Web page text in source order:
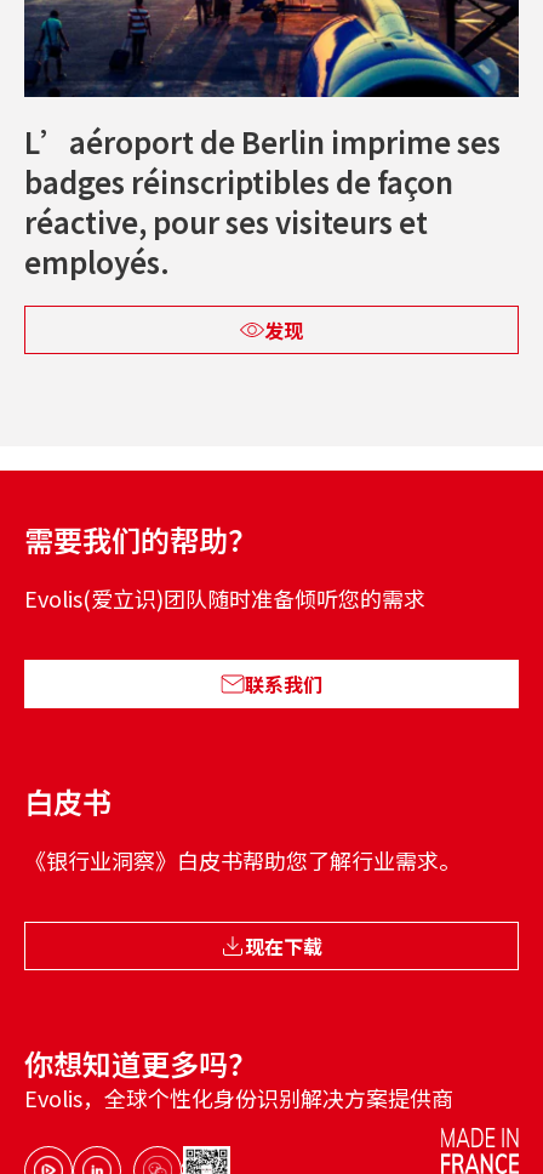
L’aéroport de Berlin imprime ses
badges réinscriptibles de façon
réactive, pour ses visiteurs et
employés.
发现
需要我们的帮助？
Evolis(爱立识)团队随时准备倾听您的需求
联系我们
白皮书
《银行业洞察》白皮书帮助您了解行业需求。
现在下载
你想知道更多吗？
Evolis，全球个性化身份识别解决方案提供商